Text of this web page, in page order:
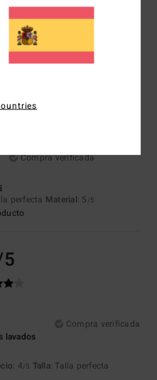
: 5/5 Talla: Talla perfecta
Compra verificada
perfecta Material: 5 /5
Compra verificada
lavados
: 4/5 Talla: Talla perfecta